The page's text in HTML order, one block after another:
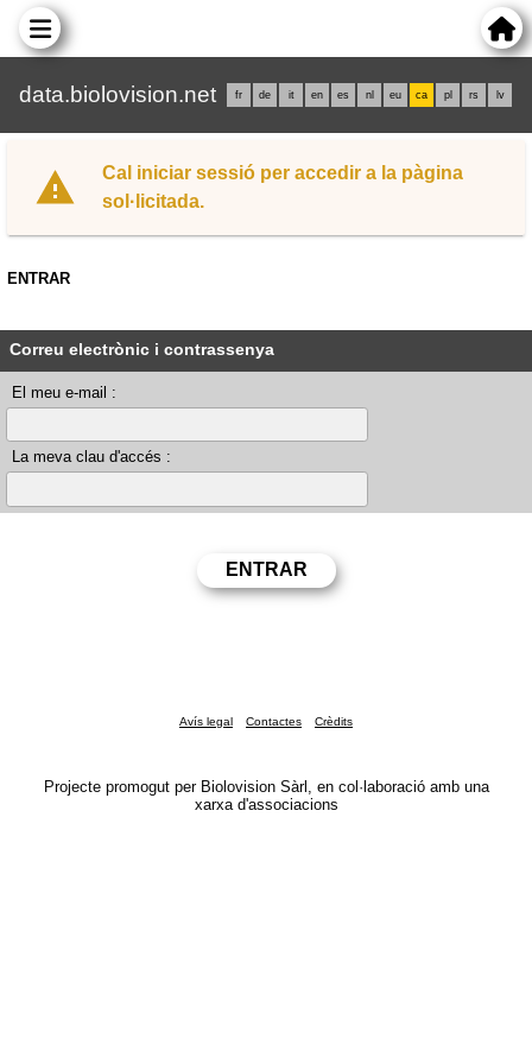
data.biolovision.net fr de it en es nl eu ca pl rs lv
Cal iniciar sessió per accedir a la pàgina
sol·licitada.
ENTRAR
Correu electrònic i contrassenya
El meu e-mail :
La meva clau d'accés :
Avís legal Contactes Crèdits
Projecte promogut per Biolovision Sàrl, en col·laboració amb una
xarxa d'associacions